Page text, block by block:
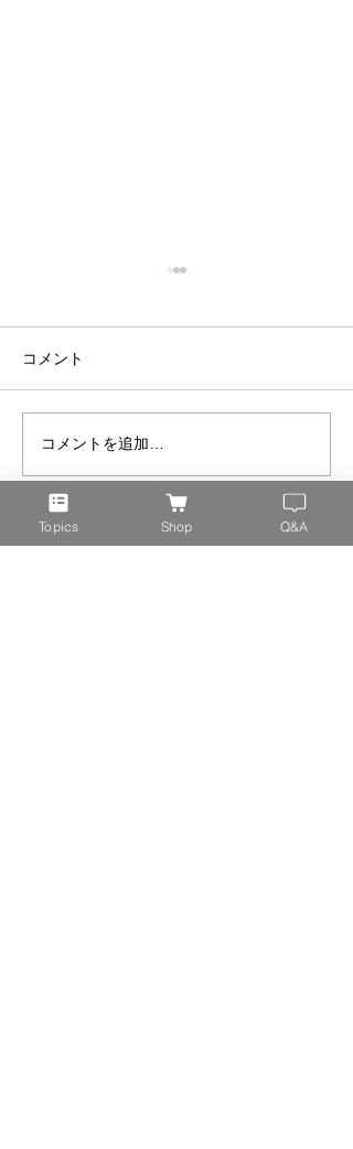
電磁波が生物に与える影
響がわかる衝撃的な実験
コメント
コメントを追加…
Topics Shop Q&A